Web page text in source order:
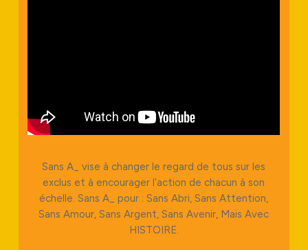
Sans A_ vise à changer le regard de tous sur les
exclus et à encourager l’action de chacun à son
échelle. Sans A_ pour : Sans Abri, Sans Attention,
Sans Amour, Sans Argent, Sans Avenir, Mais Avec
HISTOIRE.